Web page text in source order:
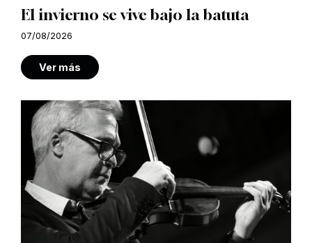
El invierno se vive bajo la batuta
07/08/2026
Ver más